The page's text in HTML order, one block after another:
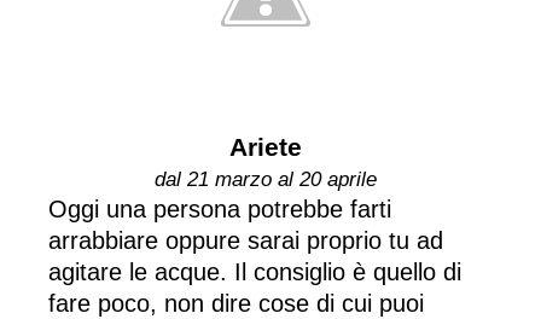
Ariete
dal 21 marzo al 20 aprile
Oggi una persona potrebbe farti
arrabbiare oppure sarai proprio tu ad
agitare le acque. Il consiglio è quello di
fare poco, non dire cose di cui puoi